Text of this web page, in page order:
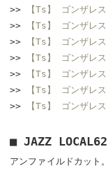
>>
【Ts】 ゴンザ
>>
【Ts】 ゴンザ
>>
【Ts】 ゴンザ
>>
【Ts】 ゴンザ
>>
【Ts】 ゴンザ
>>
【Ts】 ゴンザ
>>
【Ts】 ゴンザ
■ JAZZ
アンファイルドカット